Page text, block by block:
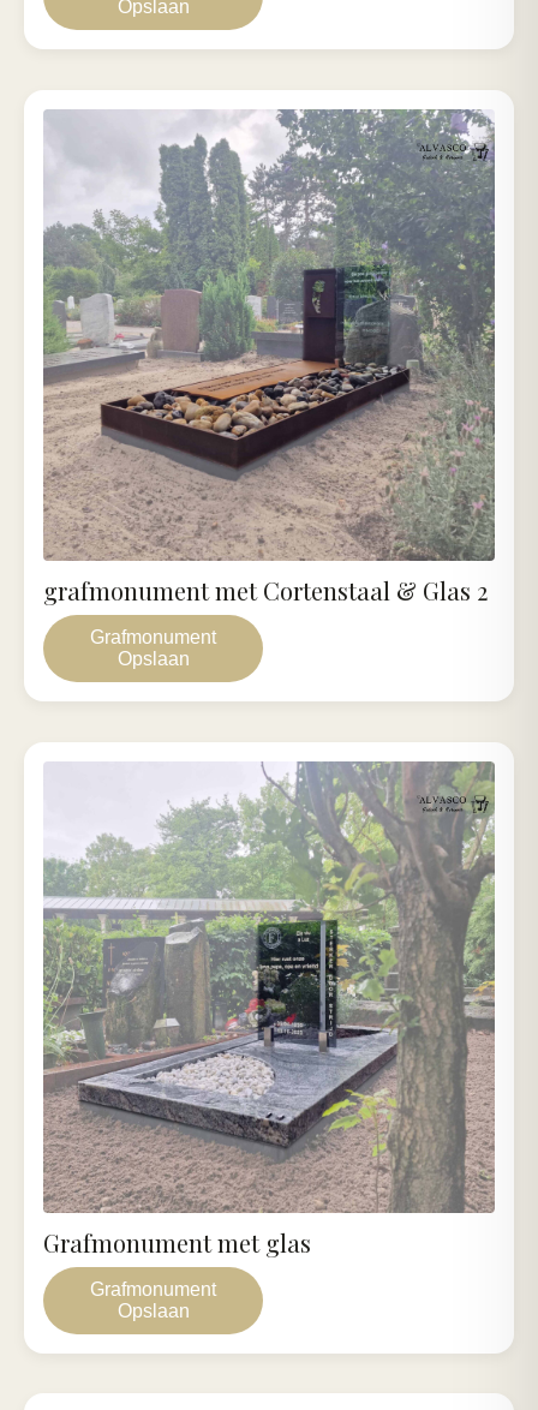
Opslaan
Grafmonument
Opslaan
grafmonument met Cortenstaal & Glas 2
Grafmonument
Opslaan
Grafmonument met glas